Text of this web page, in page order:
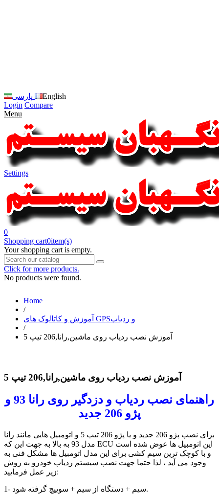
پارسی
English
Login Compare
Menu
Settings
0
Shopping cart0item(s)
Your shopping cart is empty.
Click for more products.
No products were found.
Home
/
آموزش و کاتالوک های GPSو ردیاب
/
آموزش نصب ردیاب روی ماشین,رانا,206 تیپ 5
آموزش نصب ردیاب روی ماشین,رانا,206 تیپ 5
راهنمای نصب ردیاب و دزدگیر روی رانا 93 و
پژو 206 جدید
برای نصب پژو 206 جدید و یا پژو 206 تیپ 5 و اتومبیل هایی مانند رانا
مدل 93 به بالا به جهت این که ECU این اتومبیل ها عوض شده است
و با کوچک ترین سیم کشی برای این مدل اتومبیل ها مشکل فنی به
وجود می آید ، لذا حتما جهت نصب سیستم ردیاب خودرو به روش
زیر عمل فرمایید:
1- سیم + دستگاه از سیم + سوییچ گرفته شود.